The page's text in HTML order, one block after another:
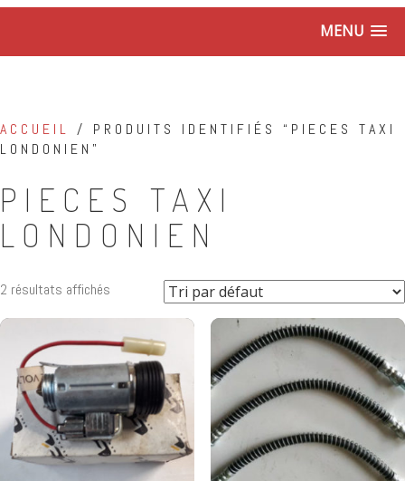
MENU
ACCUEIL / PRODUITS IDENTIFIÉS “PIECES TAXI
LONDONIEN”
PIECES TAXI
LONDONIEN
2 résultats affichés